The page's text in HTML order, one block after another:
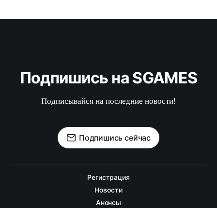
Подпишись на SGAMES
Подписывайся на последние новости!
Подпишись сейчас
Регистрация
Новости
Анонсы